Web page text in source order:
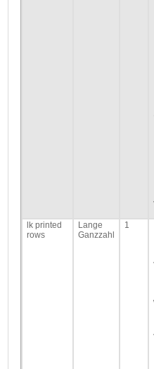
lk printed
rows
Lange
Ganzzahl
1